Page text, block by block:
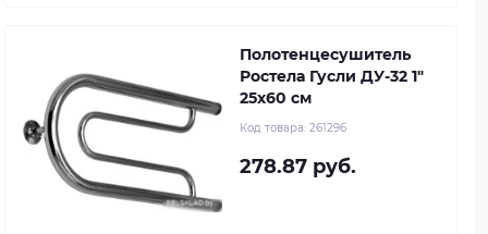
Полотенцесушитель
Ростела Гусли ДУ-32 1"
25x60 см
Код товара: 261296
278.87 руб.